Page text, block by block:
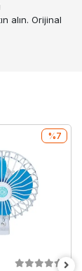
alın. Orijinal
%7